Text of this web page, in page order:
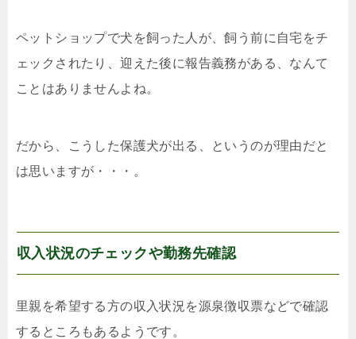
ペットショップで犬を飼った人が、飼う前に自宅をチ
ェックされたり、迎えた後に報告義務がある、なんて
ことはありませんよね。
だから、こうした保護犬が出る、というのが理由だと
は思いますが・・・。
収入状況のチェックや勤務先確認
里親を希望する方の収入状況を源泉徴収票などで確認
するところもあるようです。